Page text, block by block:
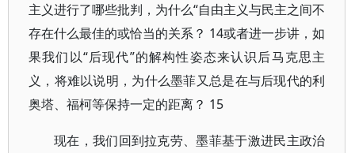
主义进行了哪些批判，为什么“自由主义与民主之间不
存在什么最佳的或恰当的关系？ 14或者进一步讲，如
果我们以“后现代”的解构性姿态来认识后马克思主
义，将难以说明，为什么墨菲又总是在与后现代的利
奥塔、福柯等保持一定的距离？ 15
现在，我们回到拉克劳、墨菲基于激进民主政治